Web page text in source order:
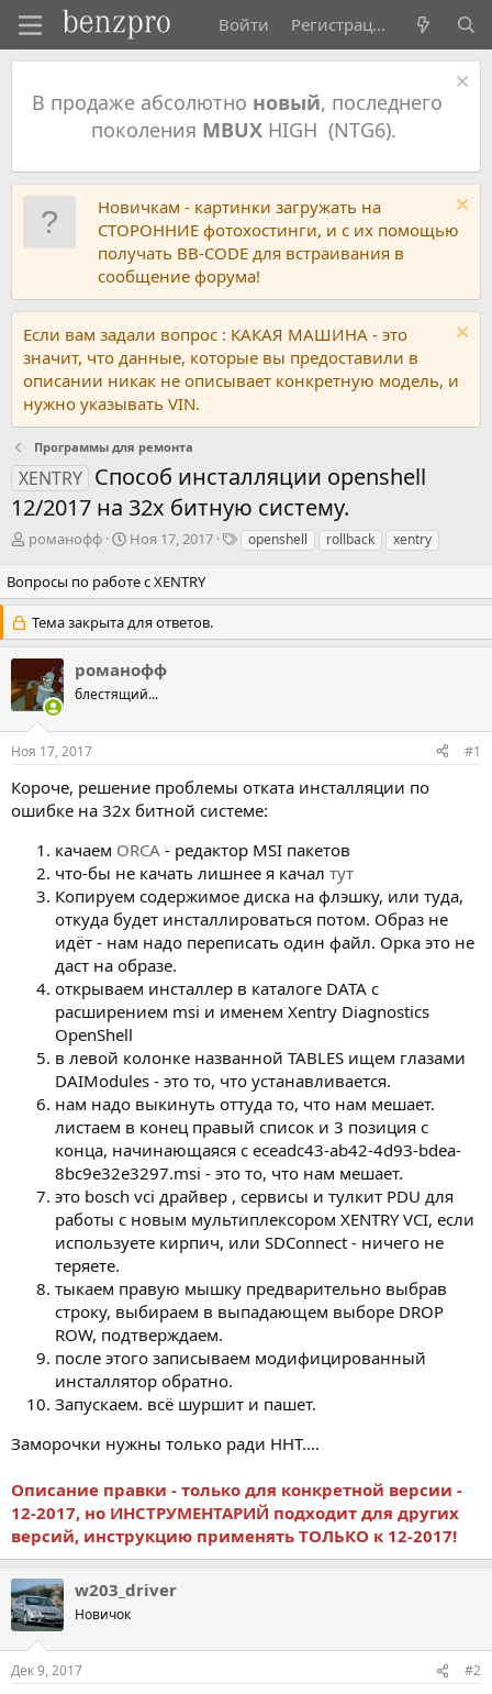
Войти Регистрация
В продаже абсолютно новый, последнего
поколения MBUXHIGH (NTG6).
Новичкам - картинки загружать на
СТОРОННИЕ фотохостинги, и с их помощью
получать BB-CODE для встраивания в
сообщение форума!
Если вам задали вопрос : КАКАЯ МАШИНА - это
значит, что данные, которые вы предоставили в
описании никак не описывает конкретную модель, и
нужно указывать VIN.
Программы для ремонта
XENTRY Способ инсталляции openshell
12/2017 на 32х битную систему.
А
т
о
р
т
е
м
ы
романофф
Д
т
а
н
а
а
л
Ноя 17, 2017
Т
и
openshell rollback xentry
Вопросы по работе с XENTRY
Тема закрыта для ответов.
романофф
блестящий...
Ноя 17, 2017 #1
Короче, решение проблемы отката инсталляции по
ошибке на 32х битной системe:
качаем ORCA - редактор MSI пакетов
что-бы не качать лишнее я качал тут
Копируем содержимое диска на флэшку, или туда,
откуда будет инсталлироваться потом. Образ не
идёт - нам надо переписать один файл. Орка это не
даст на образе.
открываем инсталлер в каталоге DATA с
расширением msi и именем Xentry Diagnostics
OpenShell
в левой колонке названной TABLES ищем глазами
DAIModules - это то, что устанавливается.
нам надо выкинуть оттуда то, что нам мешает.
листаем в конец правый список и 3 позиция с
конца, начинающаяся с eceadc43-ab42-4d93-bdea-
8bc9e32e3297.msi - это то, что нам мешает.
это bosch vci драйвер , сервисы и тулкит PDU для
работы с новым мультиплексором XENTRY VCI, если
используете кирпич, или SDConnect - ничего не
теряете.
тыкаем правую мышку предварительно выбрав
строку, выбираем в выпадающем выборе DROP
ROW, подтверждаем.
после этого записываем модифицированный
инсталлятор обратно.
Запускаем. всё шуршит и пашет.
Заморочки нужны только ради HHT....
Описание правки - только для конкретной версии -
12-2017, но ИНСТРУМЕНТАРИЙ подходит для других
версий, инструкцию применять ТОЛЬКО к 12-2017!
w203_driver
Новичок
Дек 9, 2017 #2